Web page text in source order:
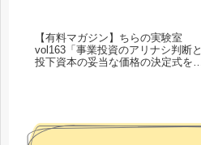
【有料マガジン】ちらの実験室
vol163「事業投資のアリナシ判断と
投下資本の妥当な価格の決定式を味